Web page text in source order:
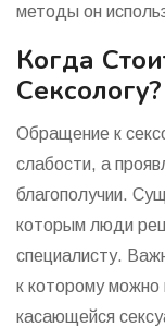
методы он
Когда
Обращение к
слабости, а
благополучии.
которым люди
специалисту.
к которому можно
касающейся